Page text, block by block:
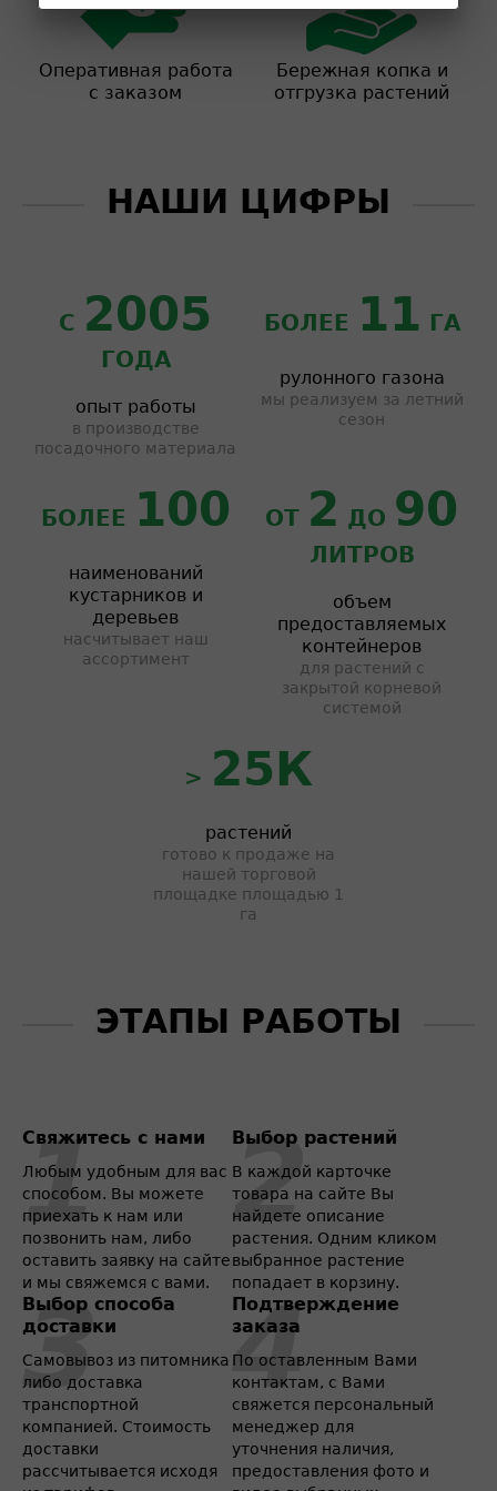
Оперативная работа
с заказом
Бережная копка и
отгрузка растений
НАШИ ЦИФРЫ
С 2005
ГОДА
опыт работы
в производстве
посадочного материала
БОЛЕЕ 11 ГА
рулонного газона
мы реализуем за летний
сезон
БОЛЕЕ 100
наименований
кустарников и
деревьев
насчитывает наш
ассортимент
ОТ 2 ДО 90
ЛИТРОВ
объем
предоставляемых
контейнеров
для растений с
закрытой корневой
системой
> 25К
растений
готово к продаже на
нашей торговой
площадке площадью 1
га
ЭТАПЫ РАБОТЫ
Свяжитесь с нами
Любым удобным для вас
способом. Вы можете
приехать к нам или
позвонить нам, либо
оставить заявку на сайте
и мы свяжемся с вами.
Выбор растений
В каждой карточке
товара на сайте Вы
найдете описание
растения. Одним кликом
выбранное растение
попадает в корзину.
Выбор способа
доставки
Самовывоз из питомника
либо доставка
транспортной
компанией. Стоимость
доставки
рассчитывается исходя
Подтверждение
заказа
По оставленным Вами
контактам, с Вами
свяжется персональный
менеджер для
уточнения наличия,
предоставления фото и